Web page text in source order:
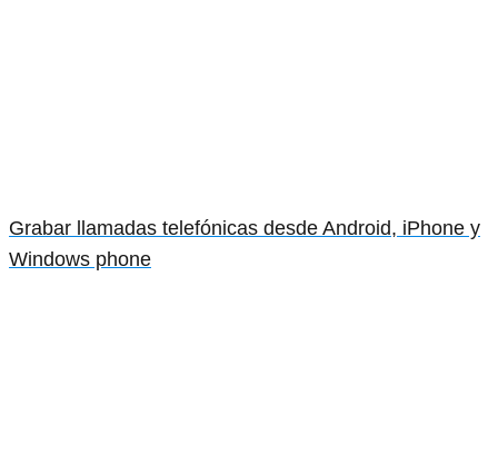
Grabar llamadas telefónicas desde Android, iPhone y
Windows phone